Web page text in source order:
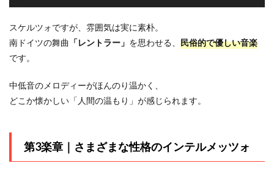
プ
レ
ー
ヤ
スケルツォですが、雰囲気は実に素朴。
南ドイツの舞曲 「レントラー」 を思わせる、 民俗的で優しい音楽
です。
中低音のメロディーがほんのり温かく、
どこか懐かしい「人間の温もり」が感じられます。
第3楽章｜さまざまな性格のインテルメッツォ